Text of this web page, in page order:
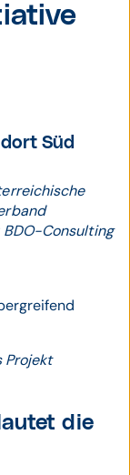
Süd
Consulting
Projekt
die